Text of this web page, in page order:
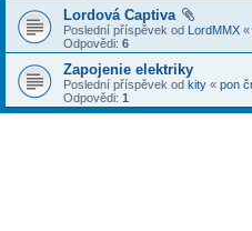
Lordová Captiva
Poslední příspěvek od LordMMX «
Odpovědi: 6
Zapojenie elektriky
Poslední příspěvek od kity « pon
Odpovědi: 1